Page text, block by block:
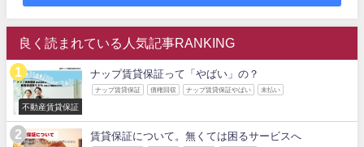
良く読まれている人気記事RANKING
不動産賃貸保証
ナップ賃貸保証って「やばい」の？
ナップ賃貸保証 債権回収 ナップ賃貸保証やばい 未払い
賃貸保証について。無くては困るサービスへ